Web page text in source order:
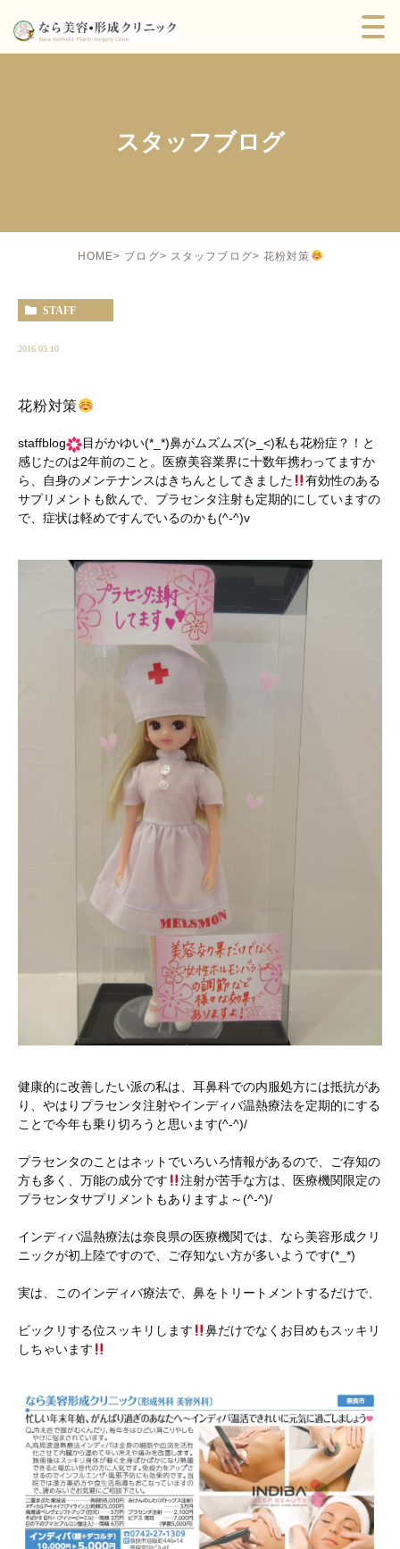
スタッフブログ
HOME ブログ スタッフブログ 花粉対策
STAFF
2016.03.10
花粉対策
staffblog
目がかゆい(*_*)鼻がムズムズ(>_<)私も花粉症？！と
感じたのは2年前のこと。医療美容業界に十数年携わってますか
ら、自身のメンテナンスはきちんとしてきました
有効性のある
サプリメントも飲んで、プラセンタ注射も定期的にしていますの
で、症状は軽めですんでいるのかも(^-^)v
健康的に改善したい派の私は、耳鼻科での内服処方には抵抗があ
り、やはりプラセンタ注射やインディバ温熱療法を定期的にする
ことで今年も乗り切ろうと思います(^-^)/
プラセンタのことはネットでいろいろ情報があるので、ご存知の
方も多く、万能の成分です
注射が苦手な方は、医療機関限定の
プラセンタサプリメントもありますよ～(^-^)/
インディバ温熱療法は奈良県の医療機関では、なら美容形成クリ
ニックが初上陸ですので、ご存知ない方が多いようです(*_*)
実は、このインディバ療法で、鼻をトリートメントするだけで、
ビックリする位スッキリします
鼻だけでなくお目めもスッキリ
しちゃいます